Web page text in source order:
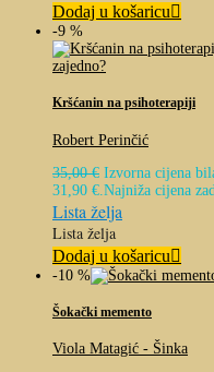
Dodaj u košaricu
-9 %
Kršćanin na psihoterapiji
Robert Perinčić
35,00€ Izvorna cijena
31,90 €. Najniža cijena
Lista želja
Lista želja
Dodaj u košaricu
-10 %
Šokački memento
Viola Matagić - Šinka